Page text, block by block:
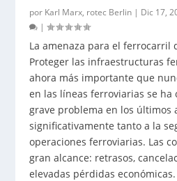
por Karl Marx, rotec Berlin | Dic 17,
|
La amenaza para el ferrocarril
Proteger las infraestructuras
ahora más importante que
en las líneas ferroviarias se ha
grave problema en los últimos
significativamente tanto a la
operaciones ferroviarias. Las
gran alcance: retrasos,
elevadas pérdidas